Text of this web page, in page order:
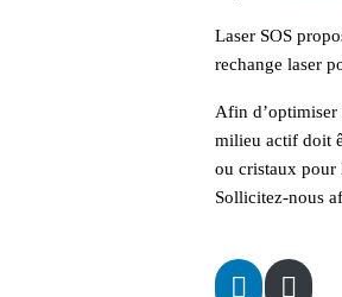
Laser SOS
rechange laser
Afin d’optimiser
milieu actif doit
ou cristaux pour
Sollicitez-nous